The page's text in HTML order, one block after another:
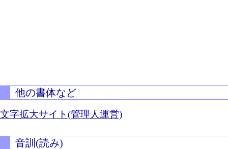
他の書体など
文字拡大サイト(管理人運営)
音訓(読み)